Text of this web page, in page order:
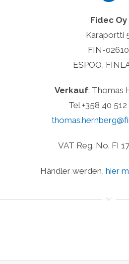
Fidec Oy
Karaportti
FIN-02610
ESPOO,
Verkauf: Thomas
Tel +358 40
VAT Reg. No. FI
Händler werden, hier